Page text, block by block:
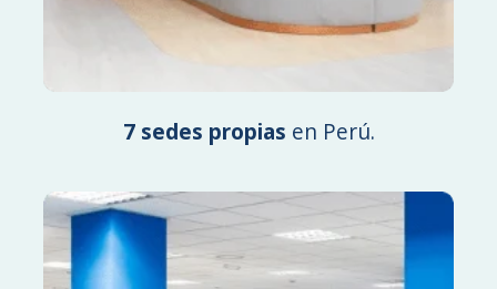
7 sedes propias en Perú.